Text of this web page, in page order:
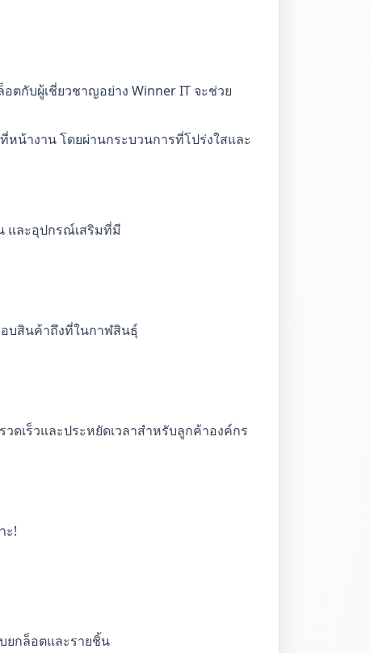
กับผู้เชี่ยวชาญอย่าง Winner IT จะช่วย
น้างาน โดยผ่านกระบวนการที่โปร่งใสและ
และอุปกรณ์เสริมที่มี
อบสินค้าถึงที่ในกาฬสินธุ์
ดเร็วและประหยัดเวลาสำหรับลูกค้าองค์กร
ะ!
ยกล็อตและรายชิ้น